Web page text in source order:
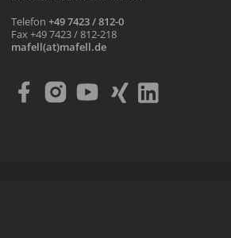
Telefon +49 7423 / 812-0
Fax +49 7423 / 812-218
mafell(at)mafell.de